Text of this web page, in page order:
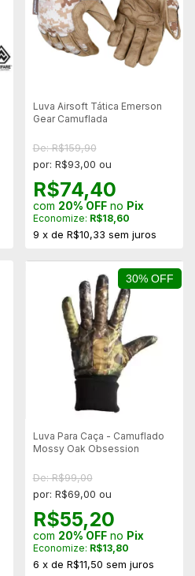
Luva Airsoft Tática Emerson
Gear Camuflada
De: R$159,90
por: R$93,00 ou
R$74,40
com 20% OFFno Pix
Economize: R$18,60
9 x de R$10,33 sem juros
30% OFF
Luva Para Caça - Camuflado
Mossy Oak Obsession
De: R$99,00
por: R$69,00 ou
R$55,20
com 20% OFFno Pix
Economize: R$13,80
6 x de R$11,50 sem juros